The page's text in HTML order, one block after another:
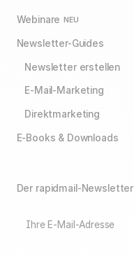
Webinare NEU
Newsletter-Guides
Newsletter erstellen
E-Mail-Marketing
Direktmarketing
E-Books & Downloads
Der rapidmail-Newsletter
Ihre E-Mail-Adresse